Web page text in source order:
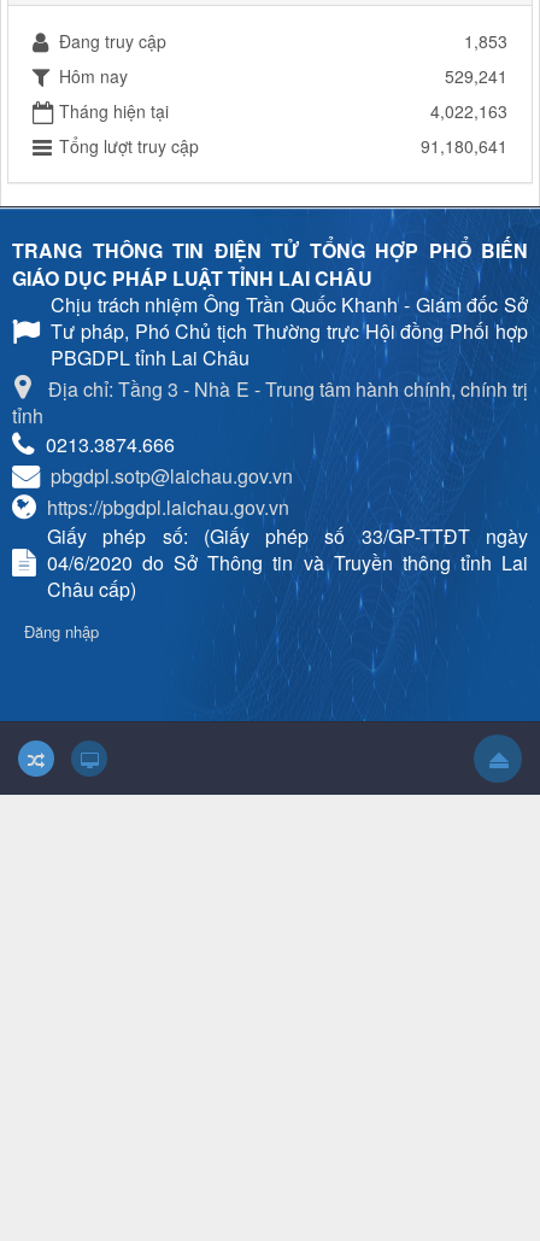
Đang truy cập
1,853
Hôm nay
529,241
Tháng hiện tại
4,022,163
Tổng lượt truy cập
91,180,641
TRANG THÔNG TIN ĐIỆN TỬ TỔNG HỢP PHỔ BIẾN
GIÁO DỤC PHÁP LUẬT TỈNH LAI CHÂU
Chịu trách nhiệmÔng Trần Quốc Khanh - Giám đốc Sở
Tư pháp, Phó Chủ tịch Thường trực Hội đồng Phối hợp
PBGDPL tỉnh Lai Châu
Địa chỉ: Tầng 3 - Nhà E - Trung tâm hành chính, chính trị
tỉnh
0213.3874.666
pbgdpl.sotp@laichau.gov.vn
https://pbgdpl.laichau.gov.vn
Giấy phép số: (Giấy phép số 33/GP-TTĐT ngày
04/6/2020 do Sở Thông tin và Truyền thông tỉnh Lai
Châu cấp)
Đăng nhập